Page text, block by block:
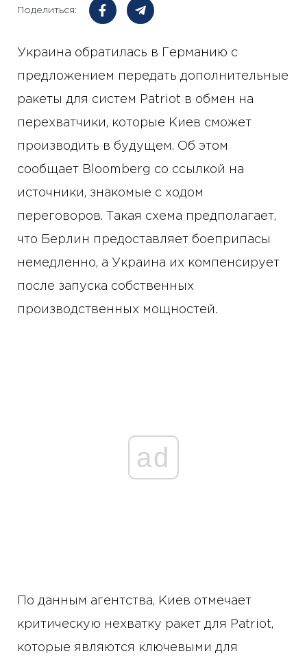
Поделиться:
Украина обратилась в Германию с
предложением передать дополнительные
ракеты для систем Patriot в обмен на
перехватчики, которые Киев сможет
производить в будущем. Об этом
сообщает Bloomberg со ссылкой на
источники, знакомые с ходом
переговоров. Такая схема предполагает,
что Берлин предоставляет боеприпасы
немедленно, а Украина их компенсирует
после запуска собственных
производственных мощностей.
ad
По данным агентства, Киев отмечает
критическую нехватку ракет для Patriot,
которые являются ключевыми для